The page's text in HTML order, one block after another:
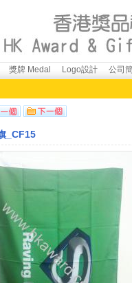
獎牌 Medal Logo設計 公司
_CF15